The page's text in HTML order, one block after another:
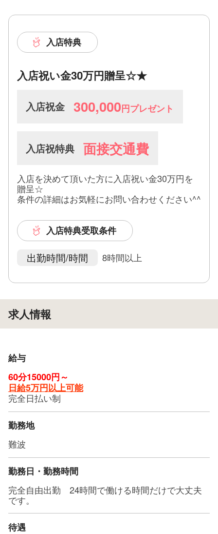
入店特典
入店祝い金30万円贈呈☆★
入店祝金 300,000円プレゼント
入店祝特典 面接交通費
入店を決めて頂いた方に入店祝い金30万円を
贈呈☆
条件の詳細はお気軽にお問い合わせください^^
入店特典受取条件
出勤時間/時間 8時間以上
求人情報
給与
60分15000円～
日給5万円以上可能​​​​​​
完全日払い制
勤務地
難波
勤務日・勤務時間
完全自由出勤 24時間で働ける時間だけで大丈夫
です。
待遇